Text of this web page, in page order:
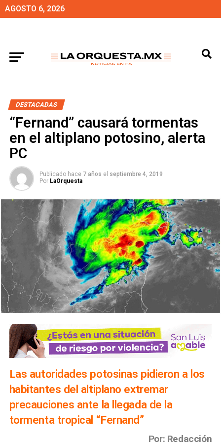
AGOSTO 6, 2026
DESTACADAS
“Fernand” causará tormentas
en el altiplano potosino, alerta
PC
Publicado hace 7 años el septiembre 4, 2019
Por LaOrquesta
Las autoridades potosinas pidieron a los
habitantes del altiplano extremar
precauciones ante la llegada de la
tormenta tropical “Fernand”
Por: Redacción